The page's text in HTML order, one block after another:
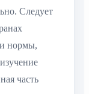
Следует
нормы,
часть